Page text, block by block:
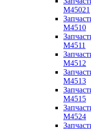
M45021
M4510
M4511
M4512
M4513
M4515
M4524